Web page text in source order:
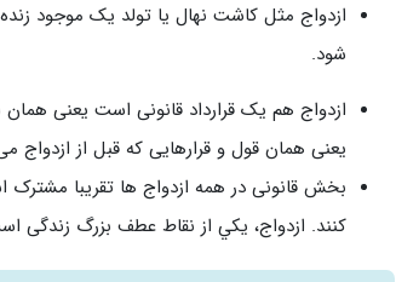
ازدواج مثل کاشت نهال یا تولد یک موجود
شود.
ازدواج هم یک قرارداد قانونی است یعنی
یعنی همان قول و قرارهایی که قبل از
بخش قانونی در همه ازدواج ها تقریبا
کنند. ازدواج، يکي از نقاط عطف بزرگ زندگی